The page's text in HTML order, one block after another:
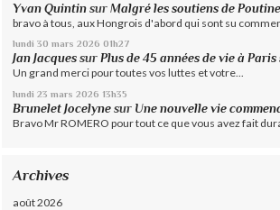
Yvan Quintin surMalgré les soutiens de
bravo à tous, aux Hongrois d'abord qui sont su
lundi 30 mars 2026 01h27
Jan Jacques surPlus de 45 années de vie à Paris
Un grand merci pour toutes vos luttes et votre...
lundi 23 mars 2026 13h35
Brunelet Jocelyne sur Une nouvelle vie
Bravo Mr ROMERO pour tout ce que vous avez fait
Archives
août 2026